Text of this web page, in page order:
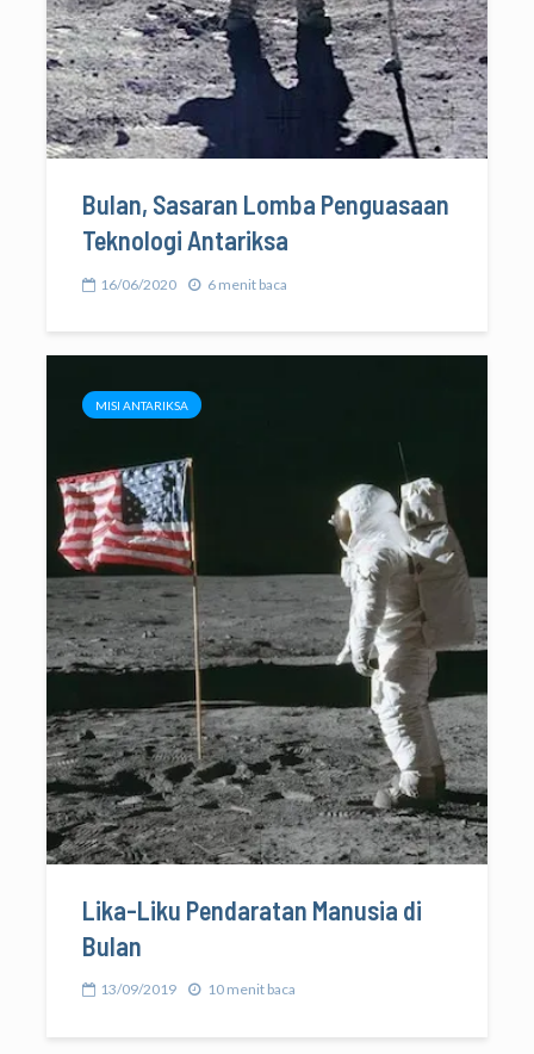
Bulan, Sasaran Lomba Penguasaan
Teknologi Antariksa
16/06/2020 6 menit baca
MISI ANTARIKSA
Lika-Liku Pendaratan Manusia di
Bulan
13/09/2019 10 menit baca